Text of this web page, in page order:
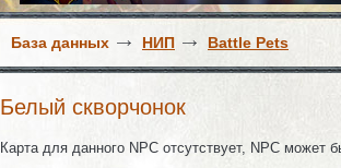
База данных НИП Battle Pets
Белый скворчонок
Карта для данного NPC отсутствует, NPC